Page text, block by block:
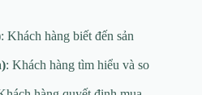
: Khách hàng biết đến sản
: Khách hàng tìm hiểu và so